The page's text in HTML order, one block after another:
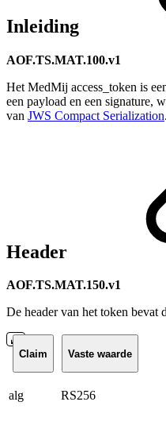
Inleiding
AOF.TS.MAT.100.v1
Het MedMij access_token is
een payload en een signature,
van JWS Compact Serialization.
Header
AOF.TS.MAT.150.v1
De header van het token bevat
Claim Vaste waarde
alg RS256